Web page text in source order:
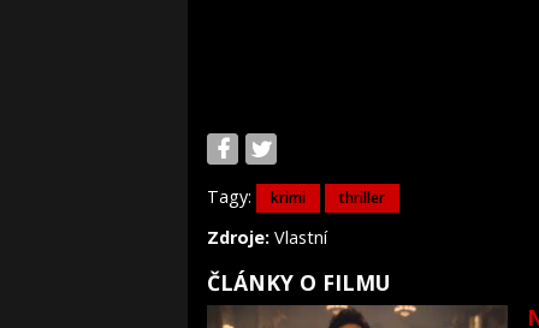
Tagy: krimi thriller
Zdroje: Vlastní
ČLÁNKY O FILMU